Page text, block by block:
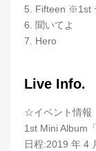
5. Fifteen ※1st
6. 聞いてよ
7. Hero
Live Info.
☆イベント情報
1st Mini Album
日程:2019 年 4